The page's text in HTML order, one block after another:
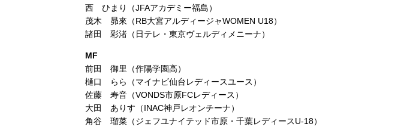
西 ひまり（JFAアカデミー福島）
茂木 昴來（RB大宮アルディージャWOMEN U18）
諸田 彩渚（日テレ・東京ヴェルディメニーナ）
MF
前田 御里（作陽学園高）
樋口 らら（マイナビ仙台レディースユース）
佐藤 寿音（VONDS市原FCレディース）
大田 ありす（INAC神戸レオンチーナ）
角谷 瑠菜（ジェフユナイテッド市原・千葉レディースU-18）